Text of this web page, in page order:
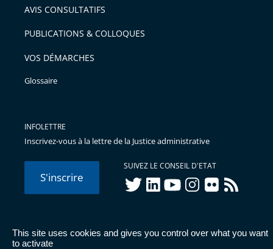
This site uses cookies and gives you control over what you want
to activate
AVIS CONSULTATIFS
PUBLICATIONS & COLLOQUES
VOS DÉMARCHES
Glossaire
INFOLETTRE
Inscrivez-vous à la lettre de la Justice administrative
S'inscrire
SUIVEZ LE CONSEIL D'ETAT
twitterlinkedInyoutubeinstagram
flickr rss
© Conseil d'État 2026 - Mentions légales
Données